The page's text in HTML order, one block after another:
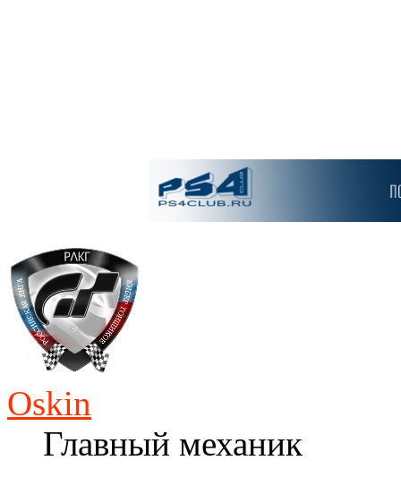
Oskin
Главный механик